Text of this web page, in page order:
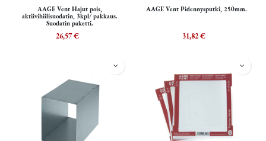
AAGE Vent Hajut pois,
aktiivihiilisuodatin, 3kpl/ pakkaus.
Suodatin paketti.
26,57€
AAGE Vent Pidennysputki, 250mm.
31,82€